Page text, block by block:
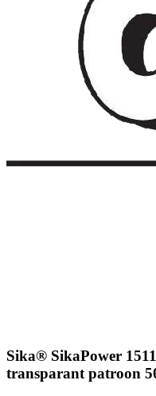
Sika® SikaPower
transparant patroon